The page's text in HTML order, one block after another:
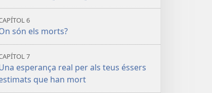
6
són els morts?
7
esperança real per als teus éssers
que han mort